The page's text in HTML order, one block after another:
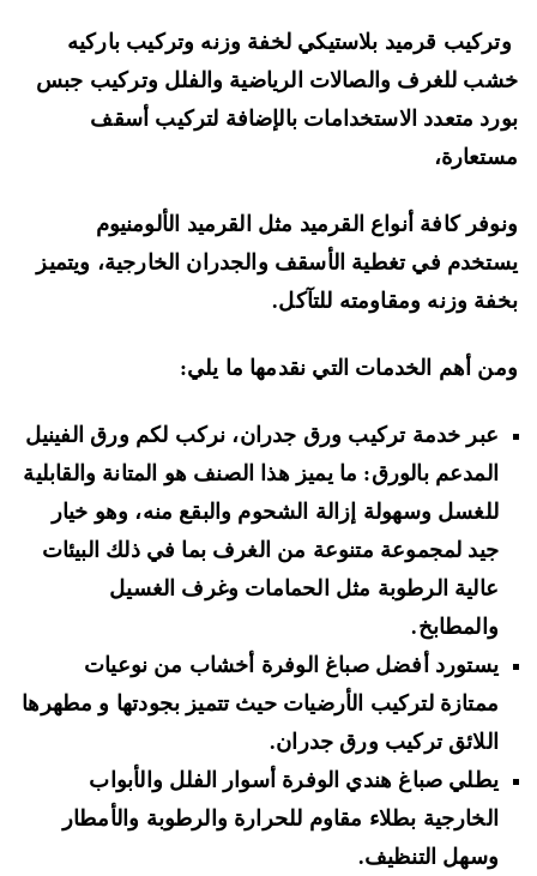
قرميد بلاستيكي لخفة وزنه وتركيب باركيه
للغرف والصالات الرياضية والفلل وتركيب جبس
متعدد الاستخدامات بالإضافة لتركيب أسقف
كافة أنواع القرميد مثل القرميد الألومنيوم
في تغطية الأسقف والجدران الخارجية، ويتميز
وزنه ومقاومته للتآكل.
أهم الخدمات التي نقدمها ما يلي:
عبر خدمة تركيب ورق جدران، نركب لكم ورق الفينيل
المدعم بالورق: ما يميز هذا الصنف هو المتانة والقابلية
للغسل وسهولة إزالة الشحوم والبقع منه، وهو خيار
جيد لمجموعة متنوعة من الغرف بما في ذلك البيئات
عالية الرطوبة مثل الحمامات وغرف الغسيل
والمطابخ.
يستورد أفضل صباغ الوفرة أخشاب من نوعيات
ممتازة لتركيب الأرضيات حيث تتميز بجودتها و مطهرها
اللائق تركيب ورق جدران.
يطلي صباغ هندي الوفرة أسوار الفلل والأبواب
الخارجية بطلاء مقاوم للحرارة والرطوبة والأمطار
وسهل التنظيف.